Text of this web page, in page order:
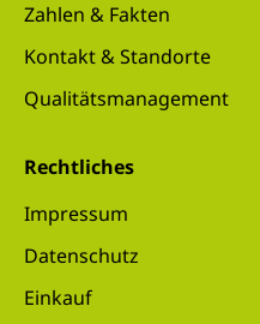
Zahlen & Fakten
Kontakt & Standorte
Qualitätsmanagement
Rechtliches
Impressum
Datenschutz
Einkauf